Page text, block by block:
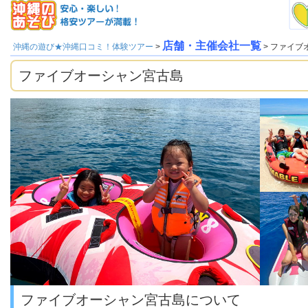
沖縄の遊び★沖縄口コミ！体験ツアー > 店舗・主催会社一覧 > ファイブ
ファイブオーシャン宮古島
ファイブオーシャン宮古島について